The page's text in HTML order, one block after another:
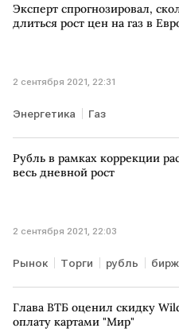
Эксперт спрогнозировал,
длиться рост цен на газ в
2 сентября 2021, 22:31
Энергетика Газ
Рубль в рамках коррекции
весь дневной рост
2 сентября 2021, 22:03
Рынок Торги рубль
Глава ВТБ оценил скидку
оплату картами "Мир"